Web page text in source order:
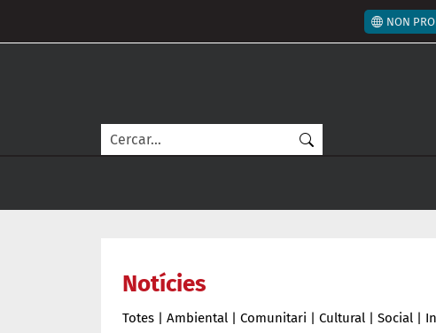
Menú
NON
Cerca
Notícies
Totes | Ambiental | Comunitari | Cultural | Social |